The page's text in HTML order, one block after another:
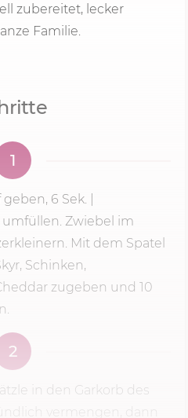
zubereitet, lecker
Familie.
1
geben, 6 Sek.
Zwiebel im
Mit dem Spatel
Schinken,
zugeben und 10
2
in den Garkorb des